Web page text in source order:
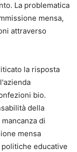
La problematica
mensa,
attraverso
la risposta
bio.
della
di
mensa
educative